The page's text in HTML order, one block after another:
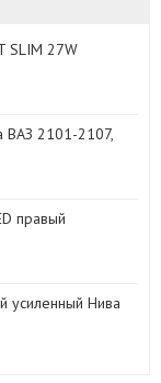
SLIM 27W
ВАЗ 2101-2107,
правый
усиленный Нива